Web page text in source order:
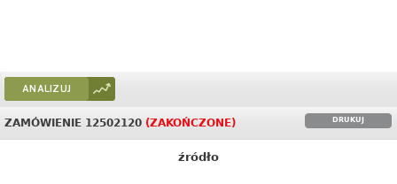
ANALIZUJ
DRUKUJ
ZAMÓWIENIE 12502120 (ZAKOŃCZONE)
źródło